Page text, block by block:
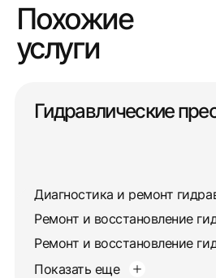
Похожие
услуги
Гидравлические
Показать еще